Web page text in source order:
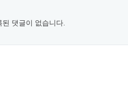
된 댓글이 없습니다.